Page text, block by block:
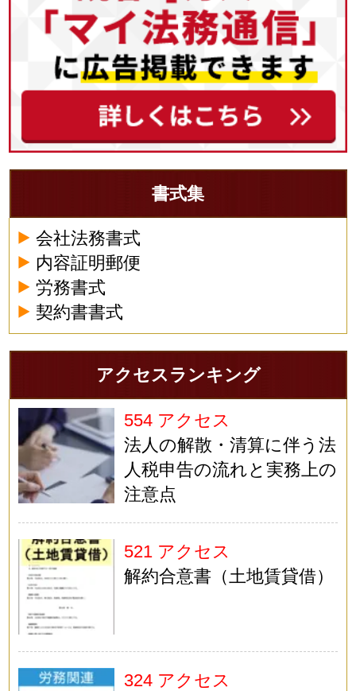
書式集
会社法務書式
内容証明郵便
労務書式
契約書書式
アクセスランキング
554 アクセス
法人の解散・清算に伴う法
人税申告の流れと実務上の
注意点
521 アクセス
解約合意書（土地賃貸借）
324 アクセス